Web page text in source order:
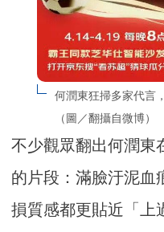
何潤東狂掃多家代言
（圖／翻攝自微博）
不少觀眾翻出何潤東
的片段：滿臉汙泥血
損質感都更貼近「上